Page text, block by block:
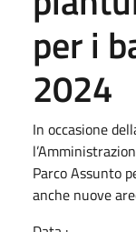
per i
2024
In occasione
Parco Assunto
anche nuove